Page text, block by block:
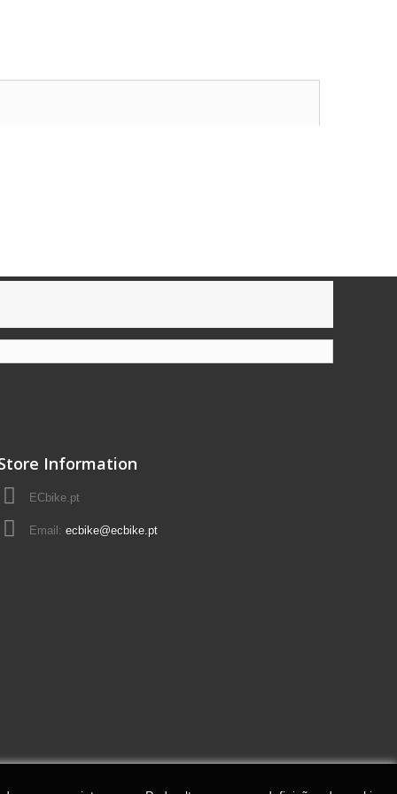
Information
ECbike.pt
Email: ecbike@ecbike.pt